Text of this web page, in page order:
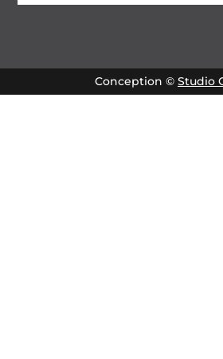
Conception © Studio